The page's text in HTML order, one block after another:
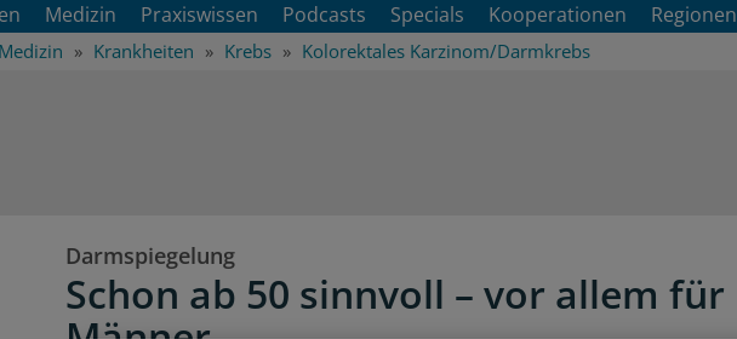
Medizin Praxiswissen Podcasts Specials Kooperationen Regionen
Medizin Krankheiten Krebs Kolorektales Karzinom/Darmkrebs
Darmspiegelung
Schon ab 50 sinnvoll – vor allem für